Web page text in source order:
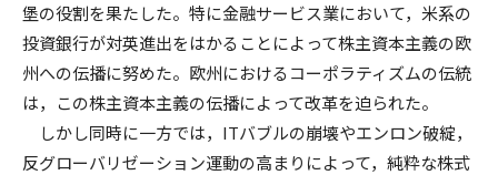
堡の役割を果たした。特に金融サービス業において，米系の
投資銀行が対英進出をはかることによって株主資本主義の欧
州への伝播に努めた。欧州におけるコーポラティズムの伝統
は，この株主資本主義の伝播によって改革を迫られた。
しかし同時に一方では，ITバブルの崩壊やエンロン破綻，
反グローバリゼーション運動の高まりによって，純粋な株式